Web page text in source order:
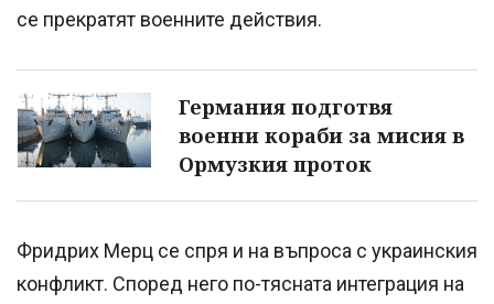
се прекратят военните действия.
Германия подготвя
военни кораби за мисия в
Ормузкия проток
Фридрих Мерц се спря и на въпроса с украинския
конфликт. Според него по-тясната интеграция на